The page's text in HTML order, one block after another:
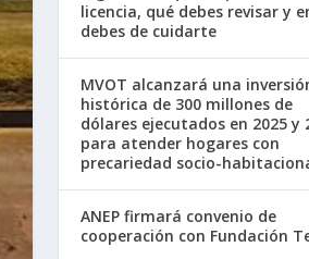
licencia, qué debes revisar y
debes de cuidarte
MVOT alcanzará una
histórica de 300 millones de
dólares ejecutados en 2025 y
para atender hogares con
precariedad socio-
ANEP firmará convenio de
cooperación con Fundación